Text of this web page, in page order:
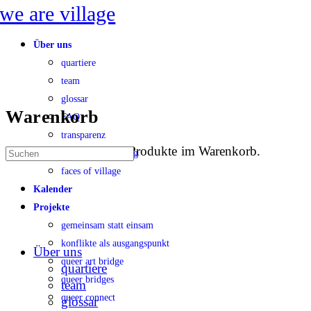
Toggle
PanelÜber uns
quartiere
team
glossar
FAQ
transparenz
konfliktbearbeitung
faces of village
Kalender
Projekte
gemeinsam statt einsam
konflikte als ausgangspunkt
queer art bridge
queer bridges
queer connect
Warenkorb
Es befinden sich keine Produkte im Warenkorb.
Suche
Über uns
quartiere
team
glossar